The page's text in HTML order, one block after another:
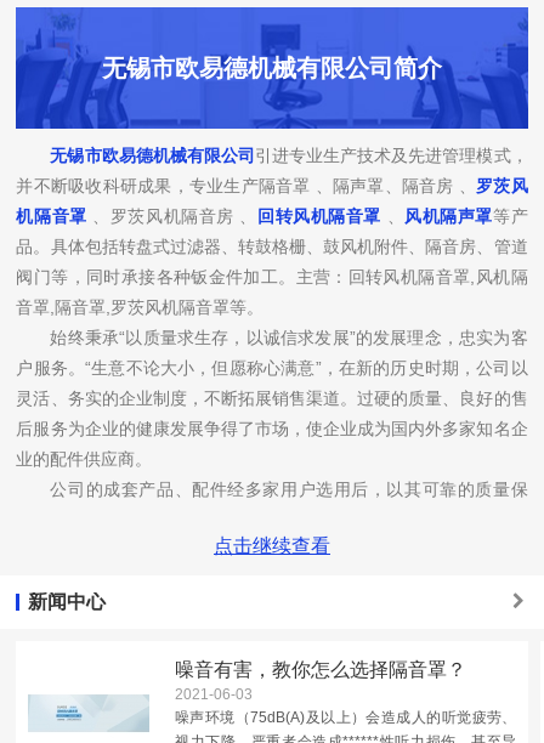
无锡市欧易德机械有限公司简介
无锡市欧易德机械有限公司 引进专业生产技术及先进管理模式，
并不断吸收科研成果，专业生产隔音罩 、隔声罩、隔音房 、 罗茨风
机隔音罩 、罗茨风机隔音房 、 回转风机隔音罩 、 风机隔声罩等产
品。具体包括转盘式过滤器、转鼓格栅、鼓风机附件、隔音房、管道
阀门等，同时承接各种钣金件加工。主营：回转风机隔音罩,风机隔
音罩,隔音罩,罗茨风机隔音罩等。
始终秉承“以质量求生存，以诚信求发展”的发展理念，忠实为客
户服务。“生意不论大小，但愿称心满意”，在新的历史时期，公司以
灵活、务实的企业制度，不断拓展销售渠道。过硬的质量、良好的售
后服务为企业的健康发展争得了市场，使企业成为国内外多家知名企
业的配件供应商。
公司的成套产品、配件经多家用户选用后，以其可靠的质量保
场，为了新产品的开发，公司不断引进科技人才，并能和国内数家设
秉持“追求卓越、走向世界”的年信念，以“品质过硬”、“信誉过
长！公司热忱欢迎您来电咨询或来公司考察，就像那碧波万顷的太
湖，美丽而宁静，随时寄盼着国内外友人的光临。
点击继续查看
新闻中心
噪音有害，教你怎么选择隔音罩？
2021-06-03
噪声环境（75dB(A)及以上）会造成人的听觉疲劳、